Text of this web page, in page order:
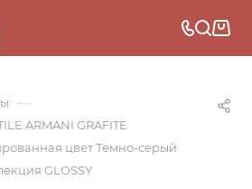
—
ARMANI GRAFITE
цвет Темно-серый
GLOSSY